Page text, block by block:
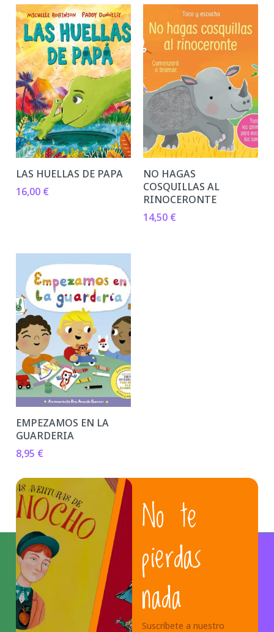
LAS HUELLAS DE PAPA
16,00 €
NO HAGAS
COSQUILLAS AL
RINOCERONTE
14,50 €
EMPEZAMOS EN LA
GUARDERIA
8,95 €
No te
pierdas
nada
Suscríbete a nuestro